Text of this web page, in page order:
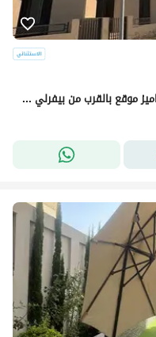
دوبلكس للبيع في سوديك الشيخ زايد في اميز موقع بالقرب من بيفرلي هيلز